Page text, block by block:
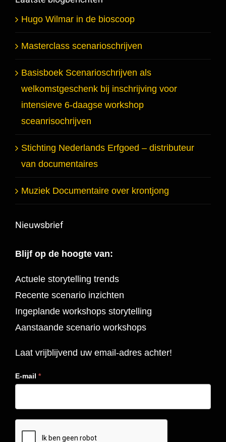
Hugo Wilmar in de bioscoop
Masterclass scenarioschrijven
Basisboek Scenarioschrijven als
welkomstgeschenk bij inschrijving voor
intensieve 6-daagse workshop
sceanrisochrijven
Stichting Nederlands Erfgoed – distributeur
van documentaires
Muziek Documentaire over krontjong
Nieuwsbrief
Blijf op de hoogte van:
Actuele storytelling trends
Recente scenario inzichten
Ingeplande workshops storytelling
Aanstaande scenario workshops
Laat vrijblijvend uw email-adres achter!
E-mail *